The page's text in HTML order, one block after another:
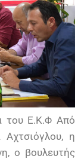
του Ε.Κ.Φ Από
η
ο βουλευτής